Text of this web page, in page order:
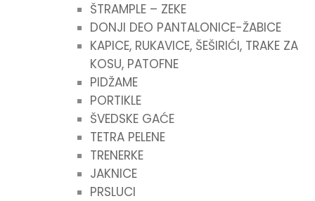
ŠTRAMPLE – ZEKE
DONJI DEO PANTALONICE-ŽABICE
KAPICE, RUKAVICE, ŠEŠIRIĆI, TRAKE ZA
KOSU, PATOFNE
PIDŽAME
PORTIKLE
ŠVEDSKE GAĆE
TETRA PELENE
TRENERKE
JAKNICE
PRSLUCI